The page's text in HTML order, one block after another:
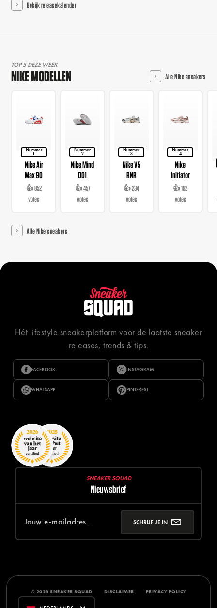
Bekijk releasekalender
TOP 5 DEZE WEEK
NIKE MODELLEN Alle Nike sneakers
Nummer
1
Nike Air
Max 90
👍 852
votes
Nummer
2
Nike Mind
001
👍 457
votes
Nummer
3
Nike V5
RNR
👍 234
votes
Nummer
4
Nike
Initiator
👍 192
votes
Alle Nike sneakers
Hét lifestyle sneakerplatform voor de laatste sneaker
releases, trends & tips.
FACEBOOK INSTAGRAM
WHATSAPP PINTEREST
SNEAKER SQUAD
Nieuwsbrief
SCHRIJF JE IN
© 2026 SNEAKER SQUAD DISCLAIMER PRIVACY POLICY